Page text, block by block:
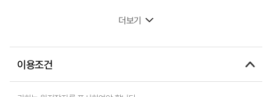
더보기
이용조건